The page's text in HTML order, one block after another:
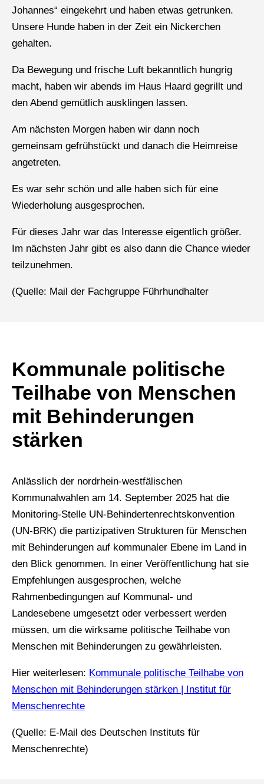
Johannes“ eingekehrt und haben etwas getrunken.
Unsere Hunde haben in der Zeit ein Nickerchen
gehalten.
Da Bewegung und frische Luft bekanntlich hungrig
macht, haben wir abends im Haus Haard gegrillt und
den Abend gemütlich ausklingen lassen.
Am nächsten Morgen haben wir dann noch
gemeinsam gefrühstückt und danach die Heimreise
angetreten.
Es war sehr schön und alle haben sich für eine
Wiederholung ausgesprochen.
Für dieses Jahr war das Interesse eigentlich größer.
Im nächsten Jahr gibt es also dann die Chance wieder
teilzunehmen.
(Quelle: Mail der Fachgruppe Führhundhalter
Kommunale politische
Teilhabe von Menschen
mit Behinderungen
stärken
Anlässlich der nordrhein-westfälischen
Kommunalwahlen am 14. September 2025 hat die
Monitoring-Stelle UN-Behindertenrechtskonvention
(UN-BRK) die partizipativen Strukturen für Menschen
mit Behinderungen auf kommunaler Ebene im Land in
den Blick genommen. In einer Veröffentlichung hat sie
Empfehlungen ausgesprochen, welche
Rahmenbedingungen auf Kommunal- und
Landesebene umgesetzt oder verbessert werden
müssen, um die wirksame politische Teilhabe von
Menschen mit Behinderungen zu gewährleisten.
Hier weiterlesen: Kommunale politische Teilhabe von
Menschen mit Behinderungen stärken | Institut für
Menschenrechte
(Quelle: E-Mail des Deutschen Instituts für
Menschenrechte)